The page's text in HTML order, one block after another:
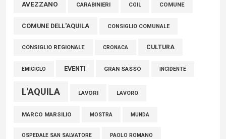
Marcinelle, Verrecchia (FdI): "Un minuto di raccoglimento in
connazionali tra cui molti abruzzesi"
06 Agosto 2026
AVEZZANO CARABINIERI CGIL COMUNE
COMUNE DELL'AQUILA CONSIGLIO COMUNALE
CONSIGLIO REGIONALE CRONACA CULTURA
EMICICLO EVENTI GRAN SASSO INCIDENTE
L'AQUILA LAVORI LAVORO
MARCO MARSILIO MOSTRA MUNDA
OSPEDALE SAN SALVATORE PAOLO ROMANO